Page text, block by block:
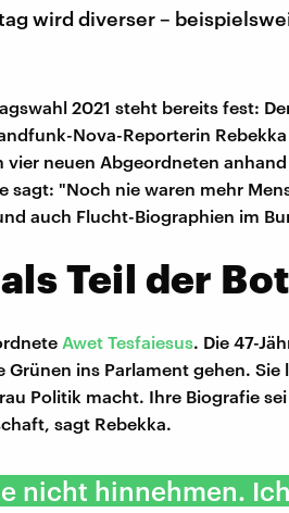
wird diverser –
2021 steht bereits fest:
Nova-Reporterin
vier neuen Abgeordneten
sagt: "Noch nie waren mehr
auch Flucht-Biographien im
Teil der
Awet Tesfaiesus. Die 47-
ins Parlament gehen. Sie
Politik macht. Ihre Biografie
sagt Rebekka.
nicht hinnehmen.